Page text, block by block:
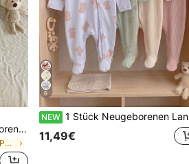
SHEIN Vintaside Kids Neugeborenen Baby & Mützen Set, lustiges Cartoon-Muster Design, das von Kindern geliebt wird, aus bequemem, weichem, hautfreundlichem Stoff, geeignet für Kinderheimkleidung
in Gestrickter Stoff Pyjamas für Neugeborene
6
NEW 1 Stück Neugeborenen Langarm-Jumpsuit mit Füßen, süßes blaues Allover-Bärenmuster, bequeme weiche Loungewear, vielseitige Mode, minimalistische beste Wahl
11,49€